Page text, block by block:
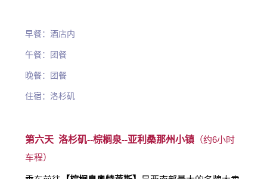
早餐：酒店内
午餐：团餐
晚餐：团餐
住宿：洛杉矶
第六天 洛杉矶--棕榈泉--亚利桑那州小镇 （约6小时
车程）